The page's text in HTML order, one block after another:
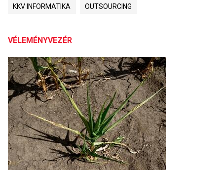
KKV INFORMATIKA OUTSOURCING
VÉLEMÉNYVEZÉR